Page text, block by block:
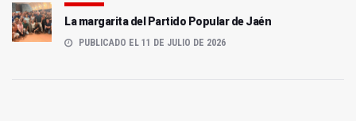
La margarita del Partido Popular de Jaén
PUBLICADO EL 11 DE JULIO DE 2026